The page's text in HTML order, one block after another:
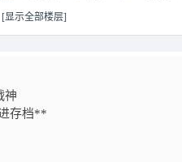
[显示全部楼层]
神
存档**